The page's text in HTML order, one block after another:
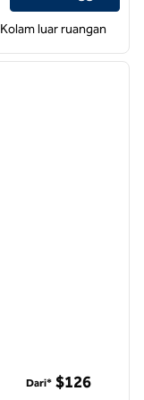
Kolam luar ruangan
Dari* $126